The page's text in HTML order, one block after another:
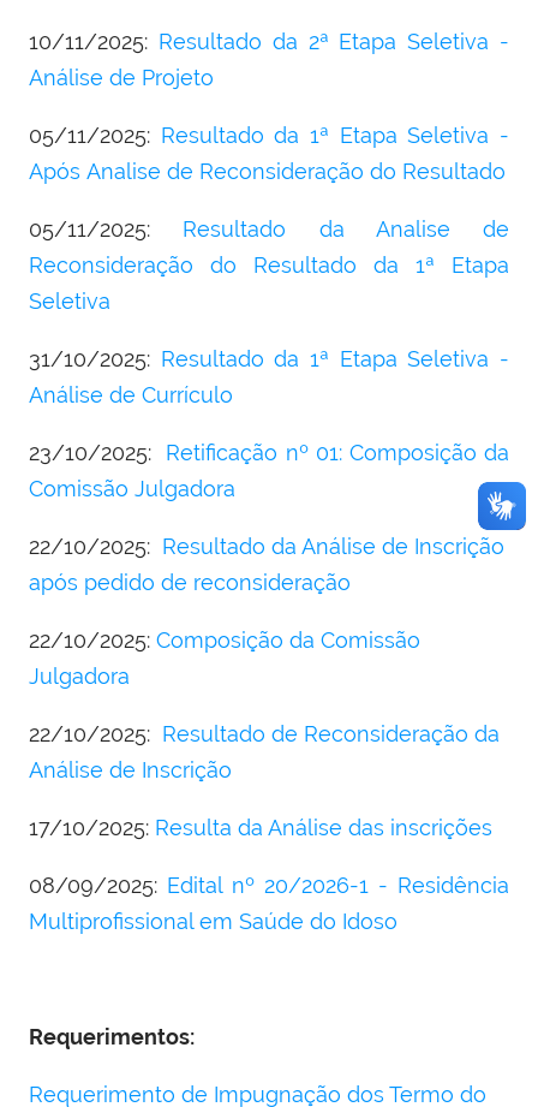
10/11/2025: Resultado da 2ª Etapa Seletiva -
Análise de Projeto
05/11/2025: Resultado da 1ª Etapa Seletiva -
Após Analise de Reconsideração do Resultado
05/11/2025: Resultado da Analise de
Reconsideração do Resultado da 1ª Etapa
Seletiva
31/10/2025: Resultado da 1ª Etapa Seletiva -
Análise de Currículo
23/10/2025: Retificação nº 01: Composição da
Comissão Julgadora
22/10/2025: Resultado da Análise de Inscrição
após pedido de reconsideração
22/10/2025: Composição da Comissão
Julgadora
22/10/2025: Resultado de Reconsideração da
Análise de Inscrição
17/10/2025: Resulta da Análise das inscrições
08/09/2025: Edital nº 20/2026-1 - Residência
Multiprofissional em Saúde do Idoso
Requerimentos:
Requerimento de Impugnação dos Termo do